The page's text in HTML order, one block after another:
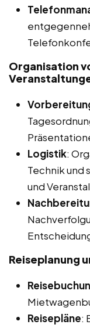
Organisation
Logistik:
Technik und
und
Reiseplanung
Reisepläne: